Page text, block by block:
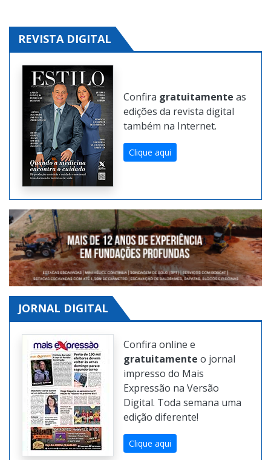
REVISTA DIGITAL
Confira gratuitamente
edições da revista digital
também na Internet.
JORNAL DIGITAL
Confira online e
gratuitamenteo jornal
impresso do Mais
Expressão na Versão
Digital. Toda semana uma
edição diferente!